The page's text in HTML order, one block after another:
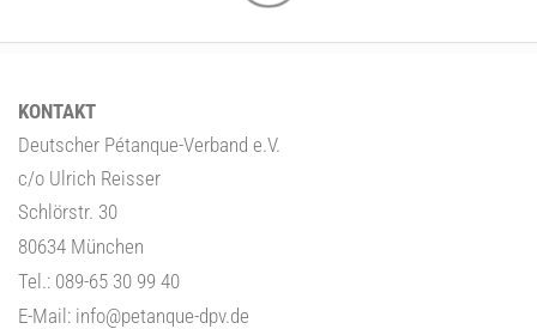
KONTAKT
Deutscher Pétanque-Verband e.V.
c/o Ulrich Reisser
Schlörstr. 30
80634 München
Tel.: 089-65 30 99 40
E-Mail: info@petanque-dpv.de